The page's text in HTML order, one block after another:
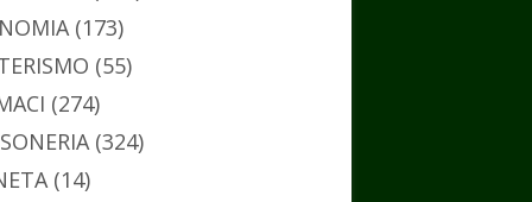
(173)
(55)
(274)
(324)
(14)